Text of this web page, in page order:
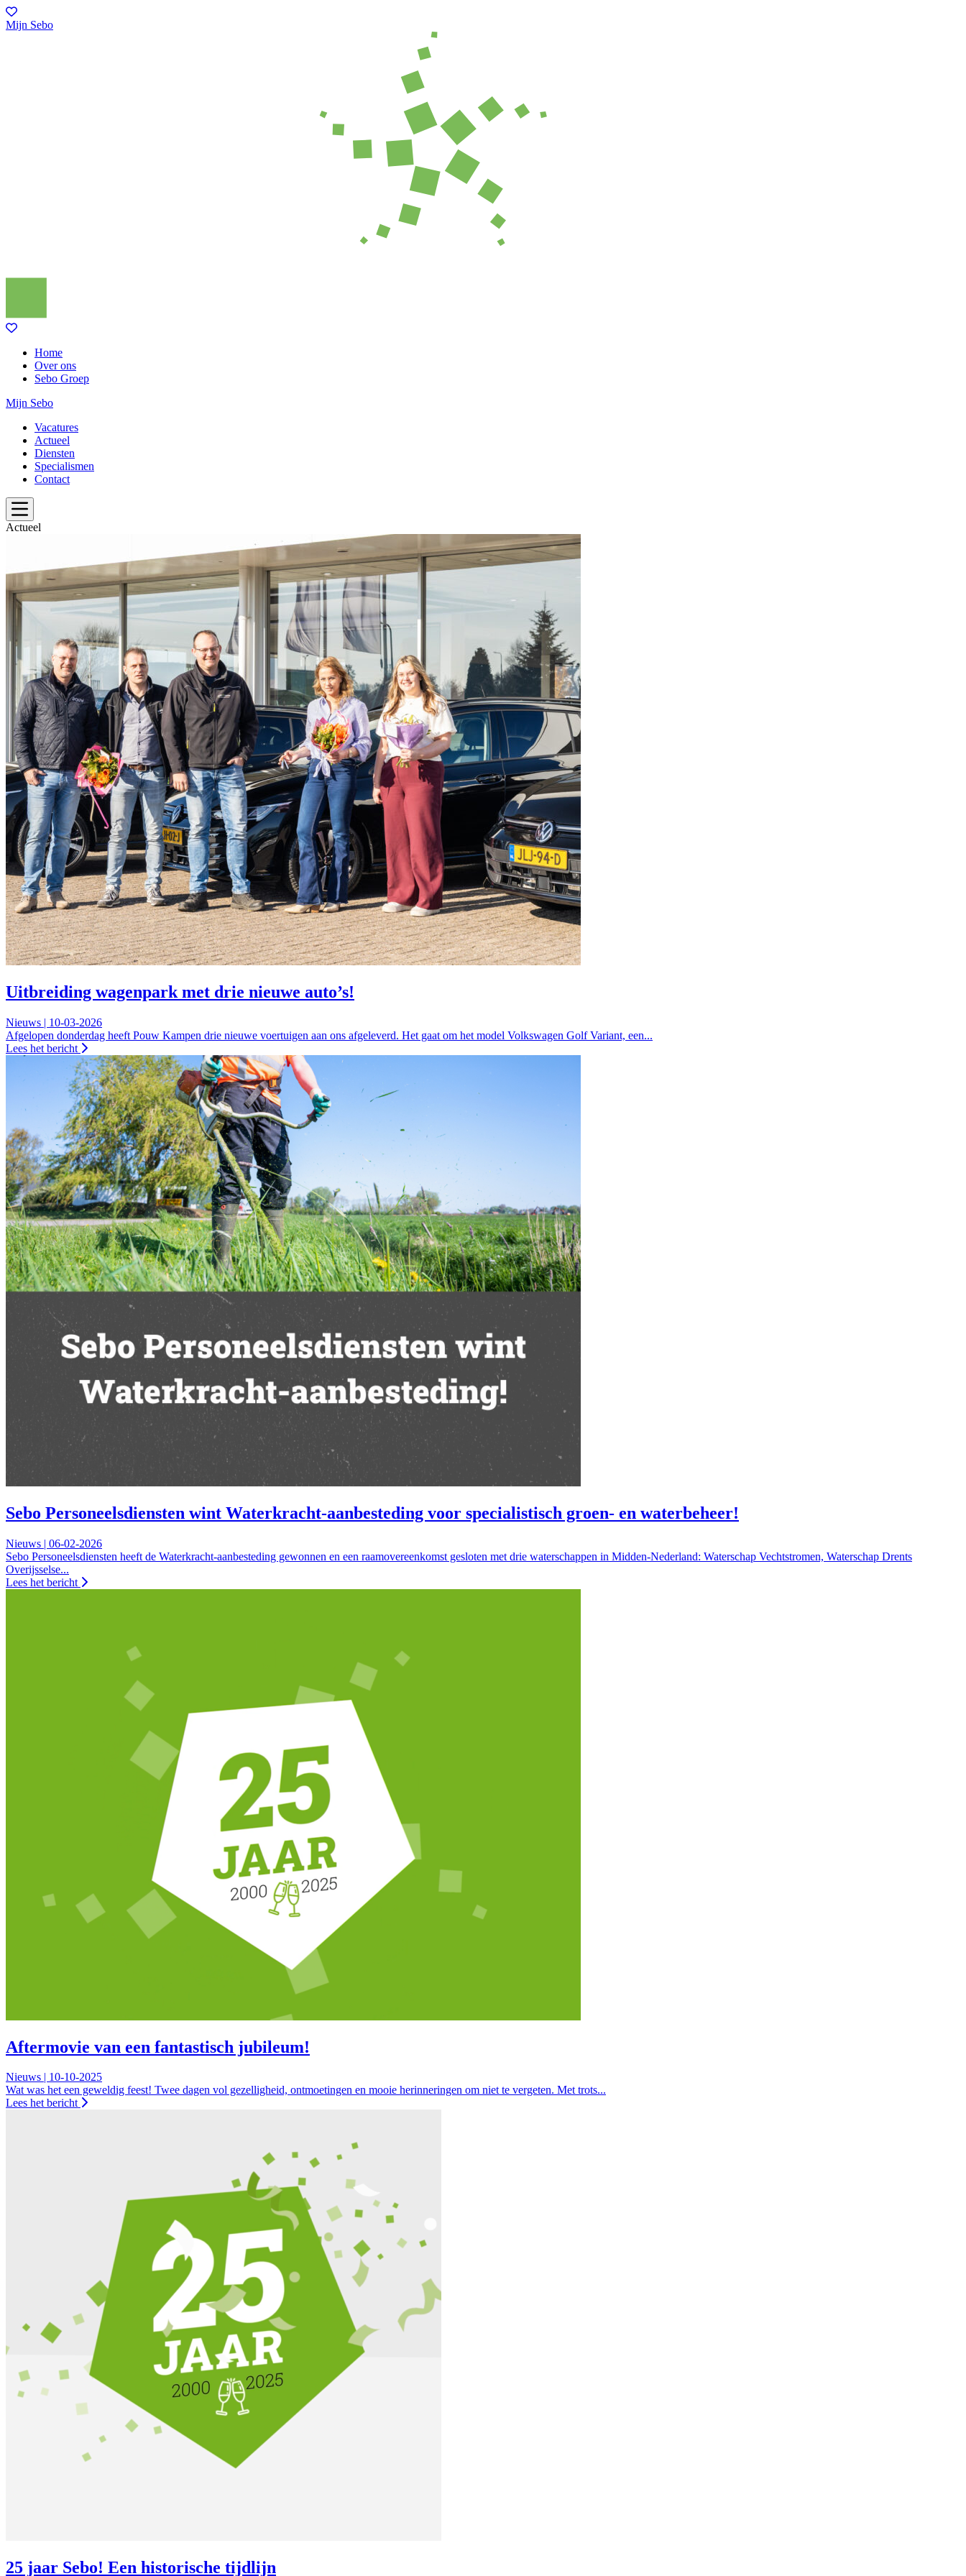
Mijn Sebo
Home
Over ons
Sebo Groep
Mijn Sebo
Vacatures
Actueel
Diensten
Specialismen
Contact
Actueel
Uitbreiding wagenpark met drie nieuwe auto’s!
Nieuws | 10-03-2026
Afgelopen donderdag heeft Pouw Kampen drie nieuwe voertuigen aan ons afgeleverd. Het gaat om het model Volkswagen Golf Variant, een...
Lees het bericht
Sebo Personeelsdiensten wint Waterkracht-aanbesteding voor specialistisch groen- en waterbeheer!
Nieuws | 06-02-2026
Sebo Personeelsdiensten heeft de Waterkracht-aanbesteding gewonnen en een raamovereenkomst gesloten met drie waterschappen in Midden-Nederland: Waterschap Vechtstromen, Waterschap Drents
Overijsselse...
Lees het bericht
Aftermovie van een fantastisch jubileum!
Nieuws | 10-10-2025
Wat was het een geweldig feest! Twee dagen vol gezelligheid, ontmoetingen en mooie herinneringen om niet te vergeten. Met trots...
Lees het bericht
25 jaar Sebo! Een historische tijdlijn